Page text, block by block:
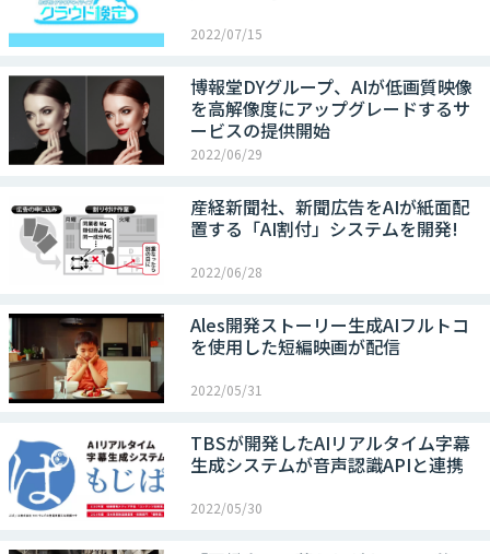
2022/07/15
博報堂DYグループ、AIが低画質映像
を高解像度にアップグレードするサ
ービスの提供開始
2022/06/29
産経新聞社、新聞広告をAIが紙面配
置する「AI割付」システムを開発!
2022/06/28
Ales開発ストーリー生成AIフルトコ
を使用した短編映画が配信
2022/05/31
TBSが開発したAIリアルタイム字幕
生成システムが音声認識APIと連携
2022/05/30